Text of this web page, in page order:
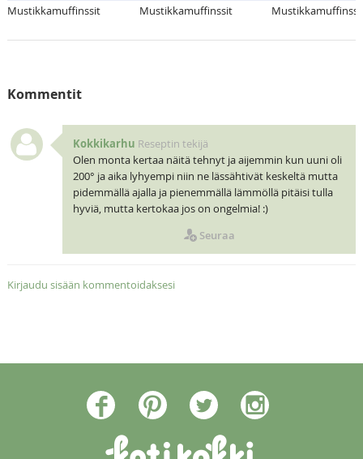
Mustikkamuffinssit Mustikkamuffinssit
Kommentit
Kokkikarhu Reseptin tekijä
Olen monta kertaa näitä tehnyt ja aijemmin kun uuni oli
200° ja aika lyhyempi niin ne lässähtivät keskeltä mutta
pidemmällä ajalla ja pienemmällä lämmöllä pitäisi tulla
hyviä, mutta kertokaa jos on ongelmia! :)
Seuraa
Kirjaudu sisään kommentoidaksesi